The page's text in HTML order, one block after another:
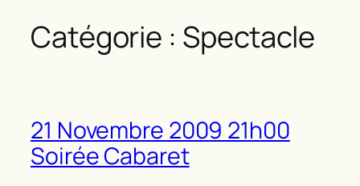
Catégorie : Spectacle
21 Novembre 2009 21h00
Soirée Cabaret